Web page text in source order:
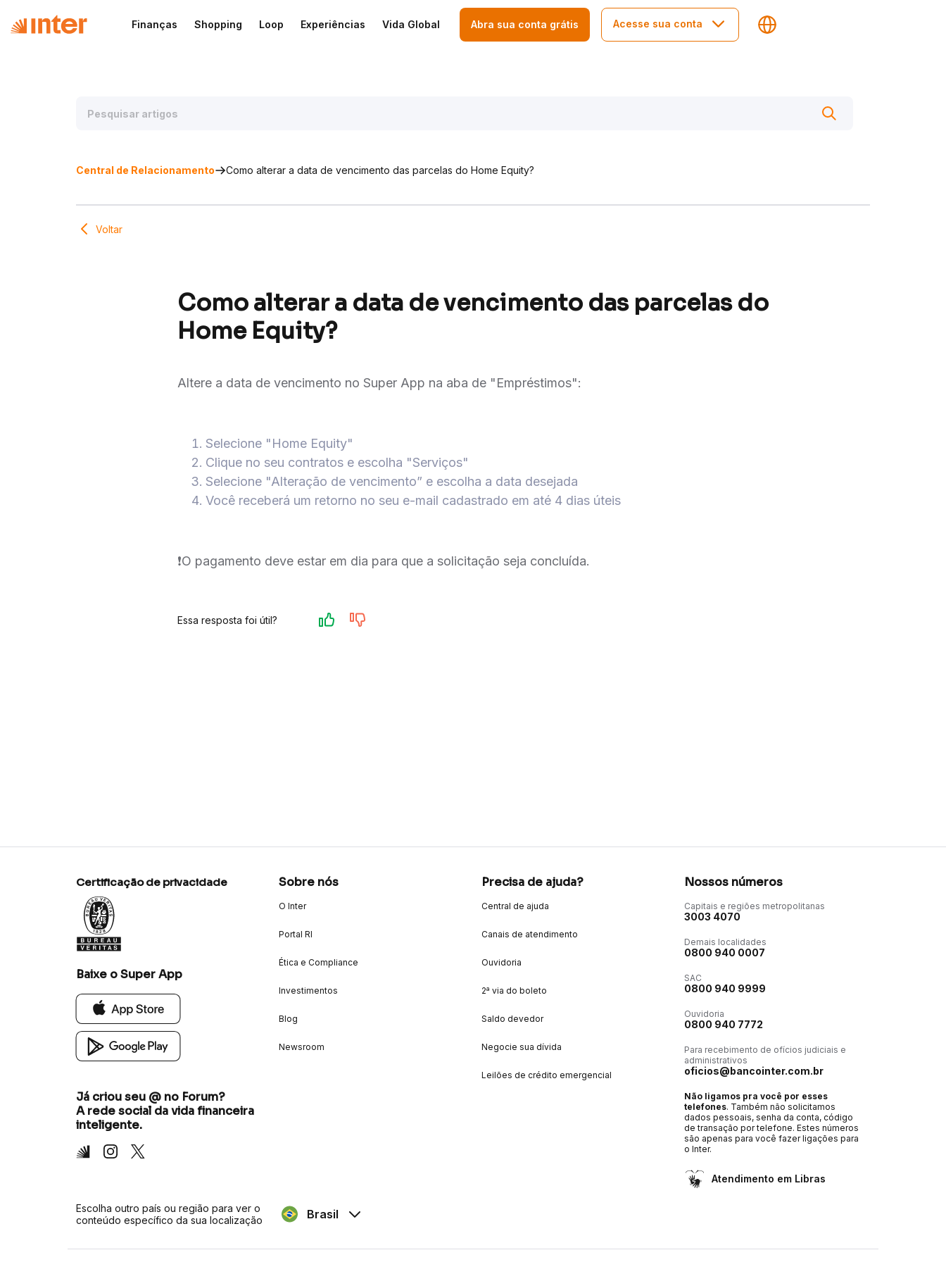
Finanças Shopping Loop Experiências Vida Global Abra sua conta grátis Acesse sua conta
Central de Relacionamento Como alterar a data de vencimento das parcelas do Home Equity?
Voltar
Como alterar a data de vencimento das parcelas do
Home Equity?
Altere a data de vencimento no Super App na aba de "Empréstimos":
Selecione "Home Equity"
Clique no seu contratos e escolha "Serviços"
Selecione "Alteração de vencimento” e escolha a data desejada
Você receberá um retorno no seu e-mail cadastrado em até 4 dias úteis
❗️O pagamento deve estar em dia para que a solicitação seja concluída.
Essa resposta foi útil?
Certificação de privacidade
Baixe o Super App
Já criou seu @ no Forum?
A rede social da vida financeira
inteligente.
Inter Instagram
X
Sobre nós
O Inter
Portal RI
Ética e Compliance
Investimentos
Blog
Newsroom
Precisa de ajuda?
Central de ajuda
Canais de atendimento
Ouvidoria
2ª via do boleto
Saldo devedor
Negocie sua dívida
Leilões de crédito emergencial
Nossos números
Capitais e regiões metropolitanas
3003 4070
Demais localidades
0800 940 0007
SAC
0800 940 9999
Ouvidoria
0800 940 7772
Para recebimento de ofícios judiciais e
administrativos
oficios@bancointer.com.br
Não ligamos pra você por esses
telefones. Também não solicitamos
dados pessoais, senha da conta, código
de transação por telefone. Estes números
são apenas para você fazer ligações para
o Inter.
Atendimento em Libras
Escolha outro país ou região para ver o
conteúdo específico da sua localização
Brasil